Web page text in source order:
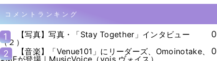
コメントランキング
1
【写真】写真・「Stay Together」インタビュー
（２）
0
2
【音楽】「Venue101」にリーダーズ、Omoinotake、
≠MEが登場｜MusicVoice（vois ヴォイス）
0